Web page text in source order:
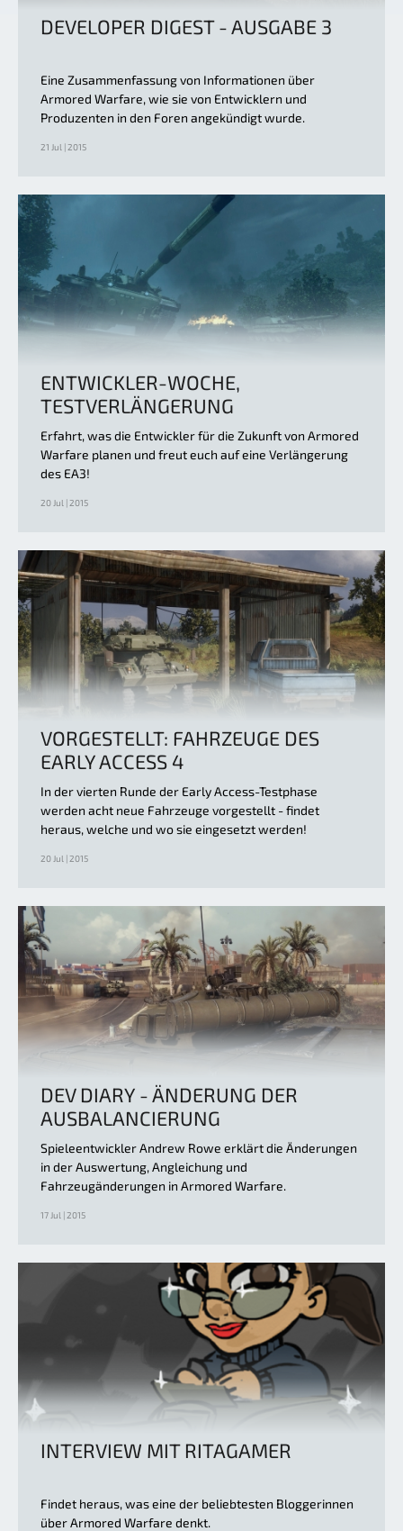
DEVELOPER DIGEST - AUSGABE 3
Eine Zusammenfassung von Informationen über
Armored Warfare, wie sie von Entwicklern und
Produzenten in den Foren angekündigt wurde.
21 Jul | 2015
ENTWICKLER-WOCHE,
TESTVERLÄNGERUNG
Erfahrt, was die Entwickler für die Zukunft von Armored
Warfare planen und freut euch auf eine Verlängerung
des EA3!
20 Jul | 2015
VORGESTELLT: FAHRZEUGE DES
EARLY ACCESS 4
In der vierten Runde der Early Access-Testphase
werden acht neue Fahrzeuge vorgestellt - findet
heraus, welche und wo sie eingesetzt werden!
20 Jul | 2015
DEV DIARY - ÄNDERUNG DER
AUSBALANCIERUNG
Spieleentwickler Andrew Rowe erklärt die Änderungen
in der Auswertung, Angleichung und
Fahrzeugänderungen in Armored Warfare.
17 Jul | 2015
INTERVIEW MIT RITAGAMER
Findet heraus, was eine der beliebtesten Bloggerinnen
über Armored Warfare denkt.